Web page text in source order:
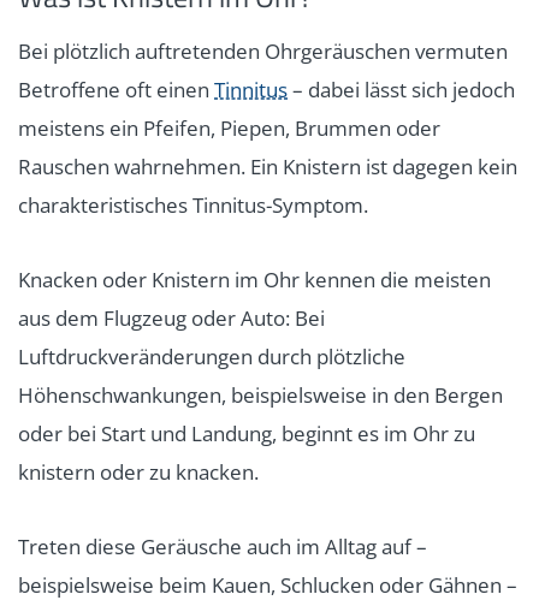
Bei plötzlich auftretenden Ohrgeräuschen vermuten
Betroffene oft einen Tinnitus– dabei lässt sich jedoch
meistens ein Pfeifen, Piepen, Brummen oder
Rauschen wahrnehmen. Ein Knistern ist dagegen kein
charakteristisches Tinnitus-Symptom.
Knacken oder Knistern im Ohr kennen die meisten
aus dem Flugzeug oder Auto: Bei
Luftdruckveränderungen durch plötzliche
Höhenschwankungen, beispielsweise in den Bergen
oder bei Start und Landung, beginnt es im Ohr zu
knistern oder zu knacken.
Treten diese Geräusche auch im Alltag auf –
beispielsweise beim Kauen, Schlucken oder Gähnen –